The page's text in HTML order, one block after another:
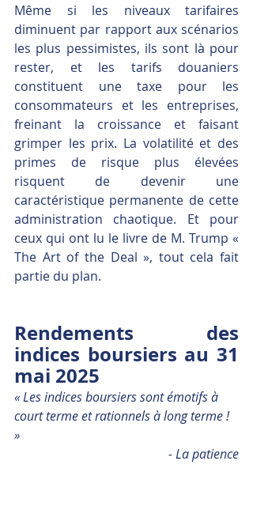
Même si les niveaux tarifaires
diminuent par rapport aux scénarios
les plus pessimistes, ils sont là pour
rester, et les tarifs douaniers
constituent une taxe pour les
consommateurs et les entreprises,
freinant la croissance et faisant
grimper les prix. La volatilité et des
primes de risque plus élevées
risquent de devenir une
caractéristique permanente de cette
administration chaotique. Et pour
ceux qui ont lu le livre de M. Trump «
The Art of the Deal », tout cela fait
partie du plan.
Rendements des
indices boursiers au 31
mai 2025
« Les indices boursiers sont émotifs à
court terme et rationnels à long terme !
»
- La patience